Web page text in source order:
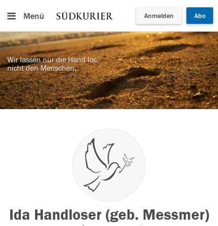
Menü Anmelden Abo
Wir lassen nur die Hand los,
nicht den Menschen.
Ida Handloser (geb. Messmer)